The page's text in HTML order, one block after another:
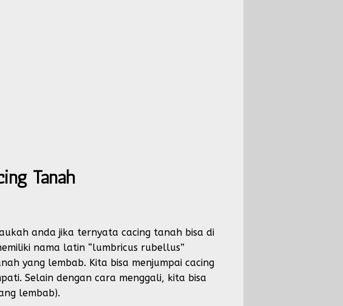
Tanah
anda jika ternyata cacing tanah bisa di
nama latin “lumbricus rubellus”
yang lembab. Kita bisa menjumpai cacing
Selain dengan cara menggali, kita bisa
lembab).